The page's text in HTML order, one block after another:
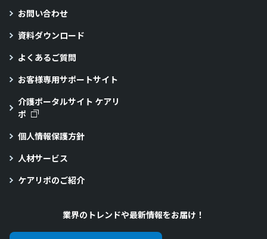
お問い合わせ
資料ダウンロード
よくあるご質問
お客様専用サポートサイト
介護ポータルサイト ケアリ
ポ
個人情報保護方針
人材サービス
ケアリポのご紹介
業界のトレンドや最新情報をお届け！